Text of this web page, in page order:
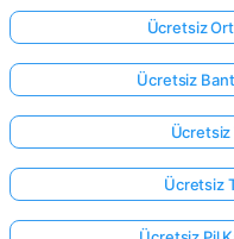
Ücretsiz
Ücretsiz Bant
Ücretsiz
Ücretsiz